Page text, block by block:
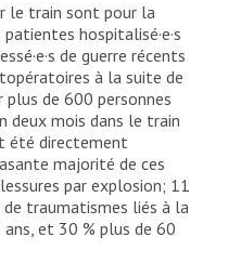
le train sont pour la
hospitalisé·e·s
de guerre récents
à la suite de
plus de 600 personnes
deux mois dans le train
été directement
majorité de ces
par explosion; 11
traumatismes liés à la
et 30 % plus de 60